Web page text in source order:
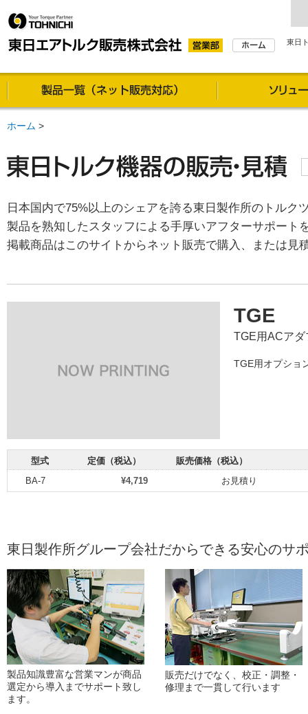
東日
製品一覧（通信販売
ホーム >
日本国内で75%以上のシェアを誇る東日製作所のトルク
製品を熟知したスタッフによる手厚いアフターサポート
掲載商品はこのサイトからネット販売で購入、または見
TGE
TGE用ACアダ
TGE用オプショ
型式 定価（税込）
販売価格（税込）
BA-7
¥4,719 お見積り
東日製作所グループ会社だからできる安心のサ
製品知識豊富な営業マンが商品
選定から導入までサポート致し
ます。
販売だけでなく、校正・調整・
修理まで一貫して行います